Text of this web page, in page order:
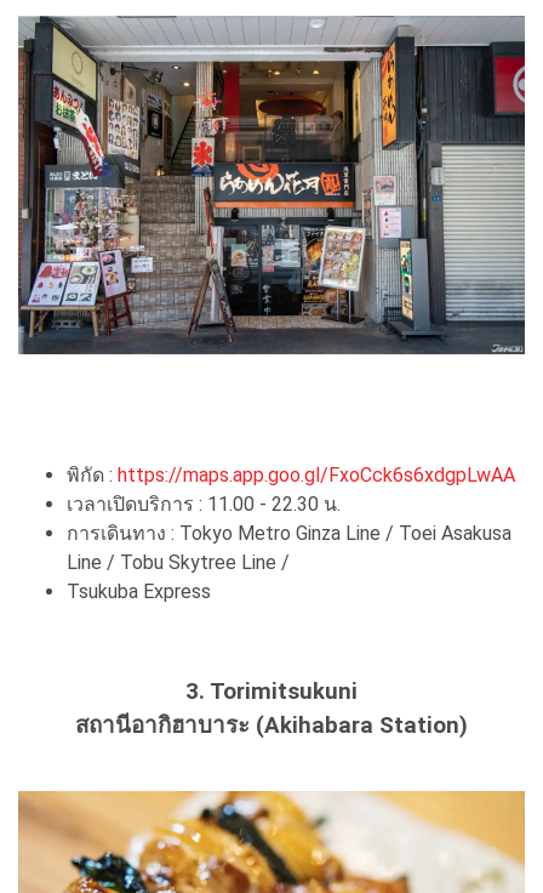
พิกัด : https://maps.app.goo.gl/FxoCck6s6xdgpLwAA
เวลาเปิดบริการ : 11.00 - 22.30 น.
การเดินทาง : Tokyo Metro Ginza Line / Toei Asakusa
Line / Tobu Skytree Line /
Tsukuba Express
3. Torimitsukuni
สถานีอากิฮาบาระ (Akihabara Station)